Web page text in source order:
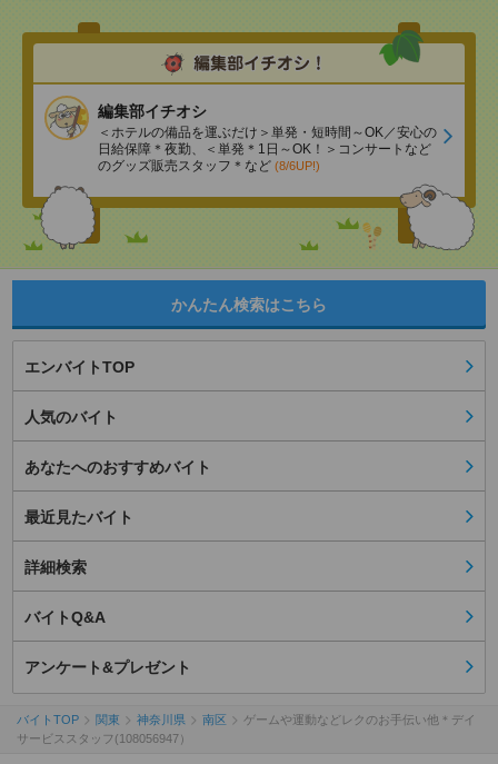
編集部イチオシ
＜ホテルの備品を運ぶだけ＞単発・短時間～OK／安心の
日給保障＊夜勤、＜単発＊1日～OK！＞コンサートなど
のグッズ販売スタッフ＊など (8/6UP!)
かんたん検索はこちら
エンバイトTOP
人気のバイト
あなたへのおすすめバイト
最近見たバイト
詳細検索
バイトQ&A
アンケート&プレゼント
バイトTOP 関東 神奈川県 南区
ゲームや運動などレクのお手伝い他＊デイ
サービススタッフ(108056947）